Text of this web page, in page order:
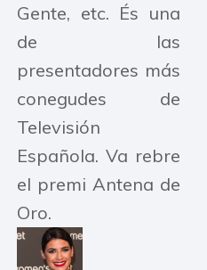
Gente, etc. És una
de las
presentadores más
conegudes de
Televisión
Española. Va rebre
el premi Antena de
Oro.